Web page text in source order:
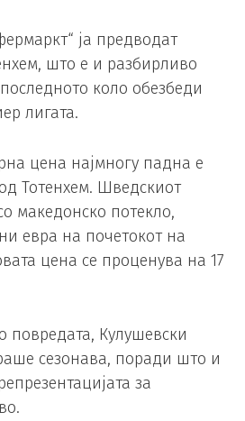
ја предводат
што е и разбирливо
коло обезбеди
лигата.
цена најмногу падна е
Тотенхем. Шведскиот
македонско потекло,
евра на почетокот на
цена се проценува на 17
повредата, Кулушевски
сезонава, поради што и
за